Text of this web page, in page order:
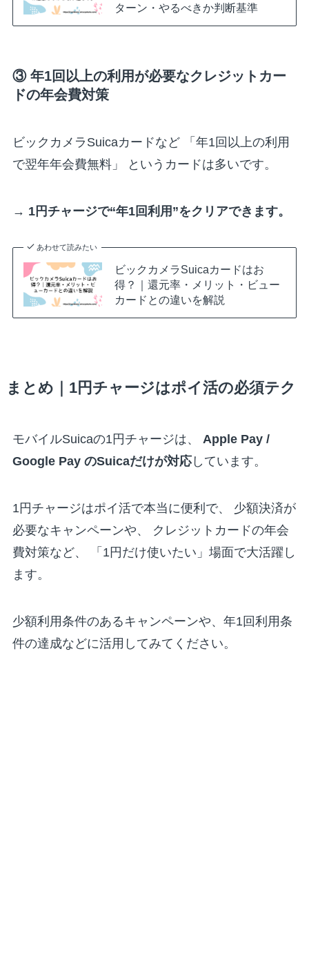
ターン・やるべきか判断基準
③ 年1回以上の利用が必要なクレジットカー
ドの年会費対策
ビックカメラSuicaカードなど 「年1回以上の利用
で翌年年会費無料」 というカードは多いです。
→ 1円チャージで“年1回利用”をクリアできます。
あわせて読みたい
ビックカメラSuicaカードはお
得？｜還元率・メリット・ビュー
カードとの違いを解説
まとめ｜1円チャージはポイ活の必須テク
モバイルSuicaの1円チャージは、 Apple Pay /
Google Pay のSuicaだけが対応しています。
1円チャージはポイ活で本当に便利で、 少額決済が
必要なキャンペーンや、 クレジットカードの年会
費対策など、 「1円だけ使いたい」場面で大活躍し
ます。
少額利用条件のあるキャンペーンや、年1回利用条
件の達成などに活用してみてください。